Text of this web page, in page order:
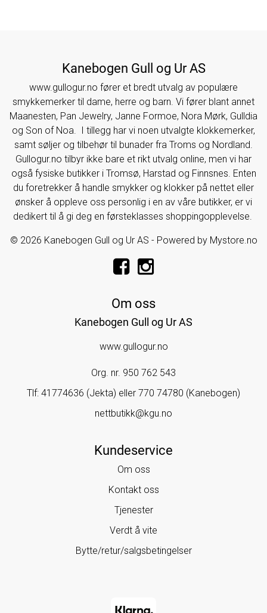
Kanebogen Gull og Ur AS
www.gullogur.no fører et bredt utvalg av populære
smykkemerker til dame, herre og barn. Vi fører blant annet
Maanesten, Pan Jewelry, Janne Formoe, Nora Mørk, Gulldia
og Son of Noa. I tillegg har vi noen utvalgte klokkemerker,
samt søljer og tilbehør til bunader fra Troms og Nordland.
Gullogur.no tilbyr ikke bare et rikt utvalg online, men vi har
også fysiske butikker i Tromsø, Harstad og Finnsnes. Enten
du foretrekker å handle smykker og klokker på nettet eller
ønsker å oppleve oss personlig i en av våre butikker, er vi
dedikert til å gi deg en førsteklasses shoppingopplevelse.
© 2026 Kanebogen Gull og Ur AS - Powered by Mystore.no
Om oss
Kanebogen Gull og Ur AS
www.gullogur.no
Org. nr. 950 762 543
Tlf: 41774636 (Jekta) eller 770 74780 (Kanebogen)
nettbutikk@kgu.no
Kundeservice
Om oss
Kontakt oss
Tjenester
Verdt å vite
Bytte/retur/salgsbetingelser